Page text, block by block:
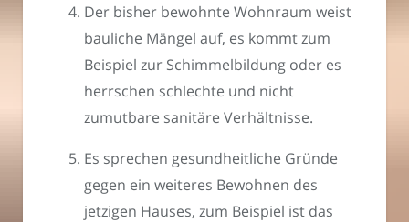
Der bisher bewohnte Wohnraum weist
bauliche Mängel auf, es kommt zum
Beispiel zur Schimmelbildung oder es
herrschen schlechte und nicht
zumutbare sanitäre Verhältnisse.
Es sprechen gesundheitliche Gründe
gegen ein weiteres Bewohnen des
jetzigen Hauses, zum Beispiel ist das